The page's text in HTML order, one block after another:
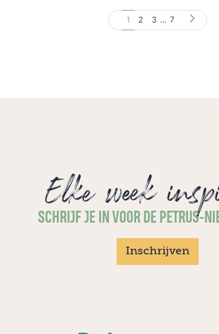
1 2 3 ... 7
Elke week
SCHRIJF JE IN VOOR DE PETRUS-
Inschrijven